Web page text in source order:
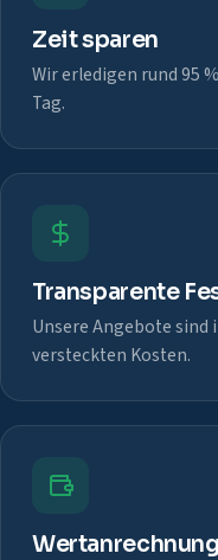
Zeit sparen
Wir erledigen rund 95
Tag.
Transparente
Unsere Angebote sind
versteckten Kosten.
Wertanrechnung